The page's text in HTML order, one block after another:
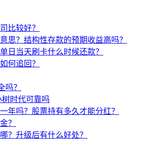
比较好？
思？结构性存款的预期收益高吗？
日当天刷卡什么时候还款？
何追回？
吗？
时代可靠吗
年吗？股票持有多久才能分红？
？
？升级后有什么好处？